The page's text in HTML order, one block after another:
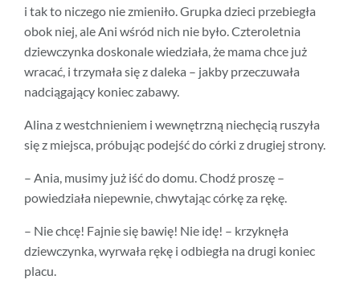
i tak to niczego nie zmieniło. Grupka dzieci przebiegła
obok niej, ale Ani wśród nich nie było. Czteroletnia
dziewczynka doskonale wiedziała, że mama chce już
wracać, i trzymała się z daleka – jakby przeczuwała
nadciągający koniec zabawy.
Alina z westchnieniem i wewnętrzną niechęcią ruszyła
się z miejsca, próbując podejść do córki z drugiej strony.
– Ania, musimy już iść do domu. Chodź proszę –
powiedziała niepewnie, chwytając córkę za rękę.
– Nie chcę! Fajnie się bawię! Nie idę! – krzyknęła
dziewczynka, wyrwała rękę i odbiegła na drugi koniec
placu.